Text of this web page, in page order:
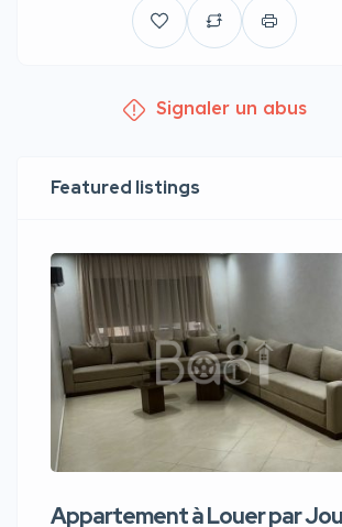
Signaler un abus
Featured listings
Appartement à Louer par